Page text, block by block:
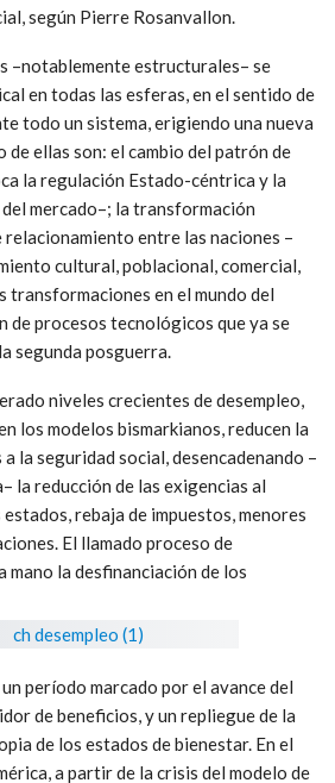
según Pierre Rosanvallon.
–notablemente estructurales– se
en todas las esferas, en el sentido de
todo un sistema, erigiendo una nueva
ellas son: el cambio del patrón de
la regulación Estado-céntrica y la
mercado–; la transformación
entre las naciones –
cultural, poblacional, comercial,
transformaciones en el mundo del
de procesos tecnológicos que ya se
segunda posguerra.
niveles crecientes de desempleo,
los modelos bismarkianos, reducen la
la seguridad social, desencadenando –
la reducción de las exigencias al
rebaja de impuestos, menores
El llamado proceso de
la desfinanciación de los
período marcado por el avance del
de beneficios, y un repliegue de la
de los estados de bienestar. En el
a partir de la crisis del modelo de